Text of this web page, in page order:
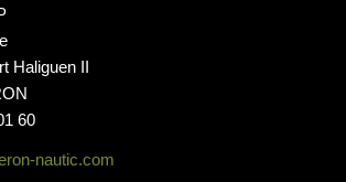
Haliguen II
60
nautic.com